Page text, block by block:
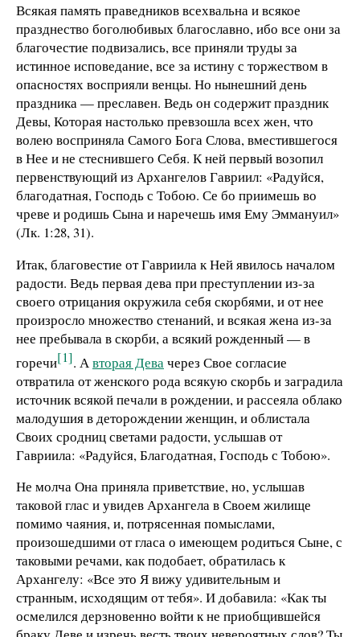
Всякая память праведников всехвальна и всякое
празднество боголюбивых благославно, ибо все они за
благочестие подвизались, все приняли труды за
истинное исповедание, все за истину с торжеством в
опасностях восприяли венцы. Но нынешний день
праздника — преславен. Ведь он содержит праздник
Девы, Которая настолько превзошла всех жен, что
волею восприняла Самого Бога Слова, вместившегося
в Нее и не стеснившего Себя. К ней первый возопил
первенствующий из Архангелов Гавриил: «Радуйся,
благодатная, Господь с Тобою. Се бо приимешь во
чреве и родишь Сына и наречешь имя Ему Эммануил»
(Лк. 1:28, 31).
Итак, благовестие от Гавриила к Ней явилось началом
радости. Ведь первая дева при преступлении из-за
своего отрицания окружила себя скорбями, и от нее
произросло множество стенаний, и всякая жена из-за
нее пребывала в скорби, а всякий рожденный — в
горечи[1]. Авторая Девачерез Свое согласие
отвратила от женского рода всякую скорбь и заградила
источник всякой печали в рождении, и рассеяла облако
малодушия в деторождении женщин, и облистала
Своих сродниц светами радости, услышав от
Гавриила: «Радуйся, Благодатная, Господь с Тобою».
Не молча Она приняла приветствие, но, услышав
таковой глас и увидев Архангела в Своем жилище
помимо чаяния, и, потрясенная помыслами,
произошедшими от гласа о имеющем родиться Сыне, с
таковыми речами, как подобает, обратилась к
Архангелу: «Все это Я вижу удивительным и
странным, исходящим от тебя». И добавила: «Как ты
осмелился дерзновенно войти к не приобщившейся